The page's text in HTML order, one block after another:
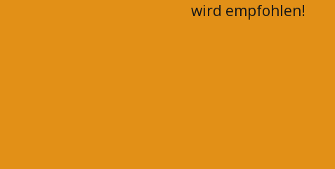
wird empfohlen!